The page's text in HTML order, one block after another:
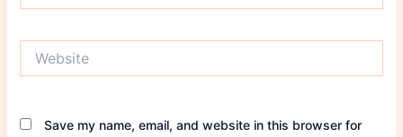
Save my name, email, and website in this browser for